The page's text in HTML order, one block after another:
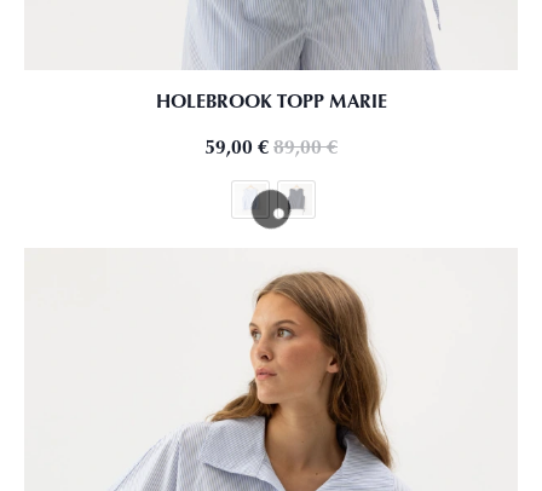
HOLEBROOK TOPP MARIE
59,00 €89,00€